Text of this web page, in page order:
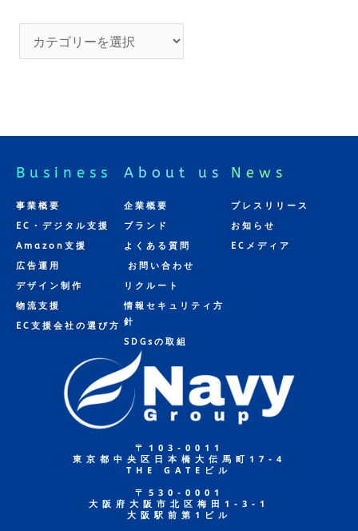
Business
事業概要
EC・デジタル支援
Amazon支援
広告運用
デザイン制作
物流支援
EC支援会社の選び方
About us
企業概要
ブランド
よくある質問
お問い合わせ
リクルート
情報セキュリティ方
針
SDGsの取組
News
プレスリリース
お知らせ
ECメディア
〒103-0011
東京都中央区日本橋大伝馬町17-4
THE GATEビル
〒530-0001
大阪府大阪市北区梅田1-3-1
大阪駅前第1ビル